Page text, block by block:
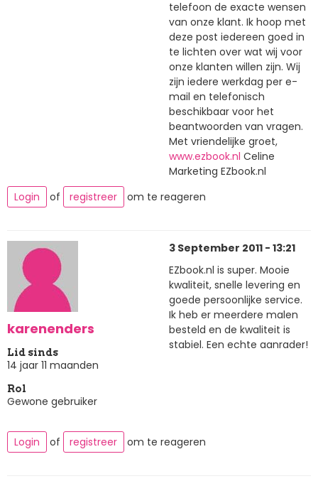
telefoon de exacte wensen
van onze klant. Ik hoop met
deze post iedereen goed in
te lichten over wat wij voor
onze klanten willen zijn. Wij
zijn iedere werkdag per e-
mail en telefonisch
beschikbaar voor het
beantwoorden van vragen.
Met vriendelijke groet,
www.ezbook.nl Celine
Marketing EZbook.nl
Login
of registreer om te reageren
karenenders
Lid sinds
14 jaar 11 maanden
Rol
Gewone gebruiker
3 September 2011 - 13:21
EZbook.nl is super. Mooie
kwaliteit, snelle levering en
goede persoonlijke service.
Ik heb er meerdere malen
besteld en de kwaliteit is
stabiel. Een echte aanrader!
Login of registreer om te reageren